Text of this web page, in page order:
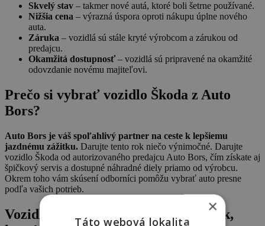
Skvelý stav – takmer nové autá, ktoré boli šetrne používané.
Nižšia cena – výrazná úspora oproti nákupu úplne nového
auta.
Záruka – vozidlá sú stále kryté výrobcom a zárukou od
predajcu.
Okamžitá dostupnosť – vozidlá sú pripravené na okamžité
odovzdanie novému majiteľovi.
Prečo si vybrať vozidlo Škoda z Auto
Bors?
Auto Bors je váš spoľahlivý partner na ceste k lepšiemu
jazdnému zážitku. Darujte tento rok niečo výnimočné. Darujte
vozidlo Škoda od autorizovaného predajcu Auto Bors, čím získate aj
špičkový servis a dostupné náhradné diely priamo od výrobcu.
Okrem toho vám skúsení odborníci pomôžu vybrať auto presne
podľa vašich potrieb.
Vozidlo Škoda od Auto Bors – darček,
×
Táto webová lokalita